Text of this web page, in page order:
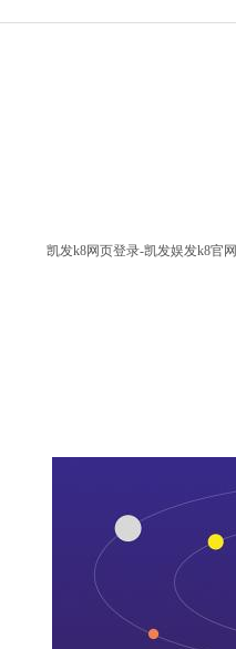
凯发k8网页登录-凯发娱发k8官网